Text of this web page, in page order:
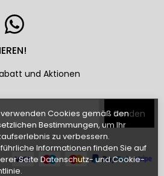
verwenden Cookies gemäß den
Bestimmungen, um Ihr
zu verbessern.
Informationen finden Sie auf
Seite Datenschutz- und Cookie-
und Aktionen
Senden